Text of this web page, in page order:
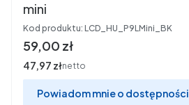
mini
Kod produktu: LCD_HU_P9LMini_BK
Cena
59,00 zł
Cena
47,97 złnetto
Powiadom mnie o dostępności